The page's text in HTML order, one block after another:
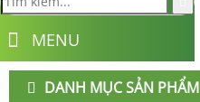
MENU
DANH MỤC SẢN PHẨM